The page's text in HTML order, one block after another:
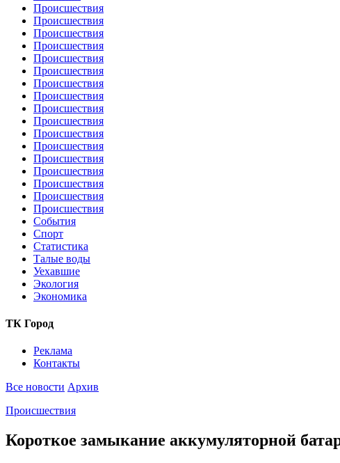
Происшествия
Происшествия
Происшествия
Происшествия
Происшествия
Происшествия
Происшествия
Происшествия
Происшествия
Происшествия
Происшествия
Происшествия
Происшествия
Происшествия
Происшествия
Происшествия
Происшествия
События
Спорт
Статистика
Талые воды
Уехавшие
Экология
Экономика
ТК Город
Реклама
Контакты
Все новости Архив
Происшествия
Короткое замыкание аккумуляторной